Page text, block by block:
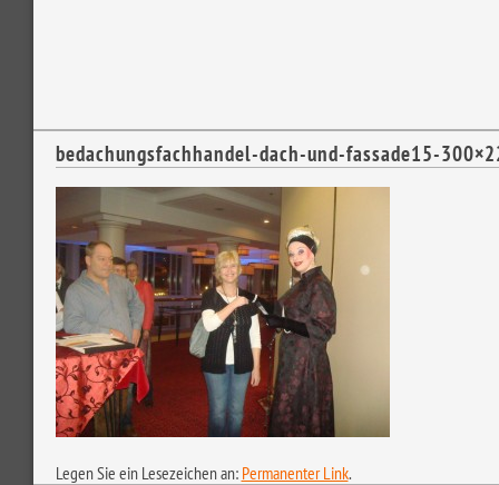
bedachungsfachhandel-dach-und-fassade15-
Legen Sie ein Lesezeichen an: Permanenter Link.